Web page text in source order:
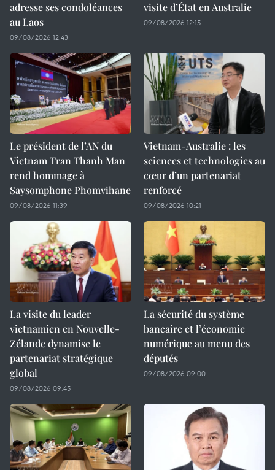
adresse ses condoléances
au Laos
09/08/2026 12:43
visite d’État en Australie
09/08/2026 12:15
Le président de l’AN du
Vietnam Tran Thanh Man
rend hommage à
Saysomphone Phomvihane
09/08/2026 11:39
Vietnam-Australie : les
sciences et technologies au
cœur d’un partenariat
renforcé
09/08/2026 10:21
La visite du leader
vietnamien en Nouvelle-
Zélande dynamise le
partenariat stratégique
global
09/08/2026 09:45
La sécurité du système
bancaire et l’économie
numérique au menu des
députés
09/08/2026 09:00